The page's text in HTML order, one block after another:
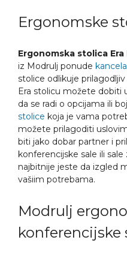
Ergonomske
Ergonomska stolica Era
iz Modrulj ponude
stolice odlikuje
Era stolicu možete dobiti
da se radi o opcijama ili
stolice koja je vama
možete prilagoditi
biti jako dobar partner i
konferencijske sale ili
najbitnije jeste da izgled
vašiim potrebama.
Modrulj
konferencijske